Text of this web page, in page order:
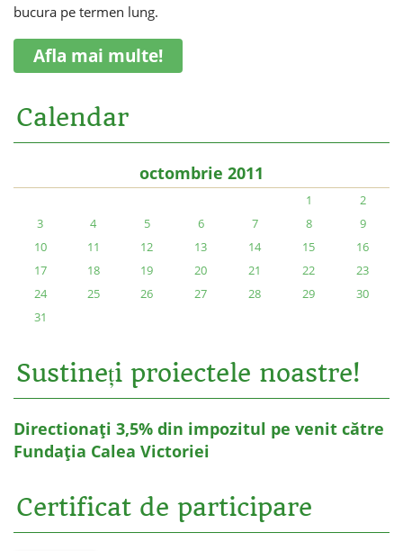
bucura pe termen lung.
Afla mai multe!
Calendar
octombrie 2011
1
2
3
4 5 6 7 8
9
10
11 12 13 14 15
16
17
18 19 20 21 22
23
24
25 26 27 28 29
30
31
Sustineți proiectele noastre!
Directionați 3,5% din impozitul pe venit către
Fundația Calea Victoriei
Certificat de participare